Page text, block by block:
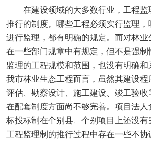
在建设领域的大多数行业，工程监
推行的制度。哪些工程必须实行监理，
进行监理，都有明确的规定。而对林业
在一些部门规章中有规定，但不是强制
监理的工程规模和范围，也没有明确
我市林业生态工程而言，虽然其建设程
评估、勘察设计、施工建设、竣工验收
在配套制度方面尚不够完善。项目法人
标投标制在个别县、个别项目上还没有
工程监理制的推行过程中存在一些不协